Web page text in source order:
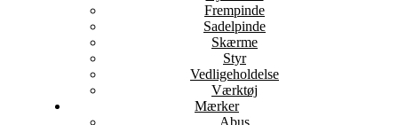
Frempinde
Sadelpinde
Skærme
Styr
Vedligeholdelse
Værktøj
Mærker
Abus